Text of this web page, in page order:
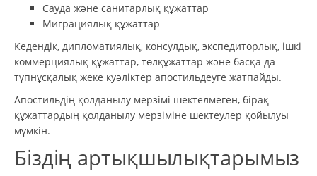
Сауда және санитарлық құжаттар
Миграциялық құжаттар
Кедендік, дипломатиялық, консулдық, экспедиторлық, ішкі
коммерциялық құжаттар, төлқұжаттар және басқа да
түпнұсқалық жеке куәліктер апостильдеуге жатпайды.
Апостильдің қолданылу мерзімі шектелмеген, бірақ
құжаттардың қолданылу мерзіміне шектеулер қойылуы
мүмкін.
Біздің артықшылықтарымыз